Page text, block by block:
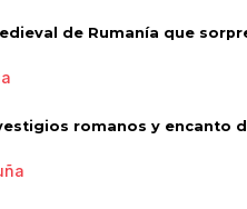
de Rumanía que
romanos y encanto